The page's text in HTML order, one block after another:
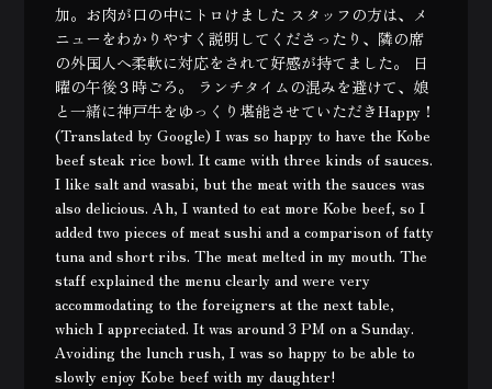
加。お肉が口の中にトロけました スタッフの方は、メ
ニューをわかりやすく説明してくださったり、隣の席
の外国人へ柔軟に対応をされて好感が持てました。 日
曜の午後３時ごろ。 ランチタイムの混みを避けて、娘
と一緒に神戸牛をゆっくり堪能させていただきHappy！
(Translated by Google) I was so happy to have the Kobe
beef steak rice bowl. It came with three kinds of sauces.
I like salt and wasabi, but the meat with the sauces was
also delicious. Ah, I wanted to eat more Kobe beef, so I
added two pieces of meat sushi and a comparison of fatty
tuna and short ribs. The meat melted in my mouth. The
staff explained the menu clearly and were very
accommodating to the foreigners at the next table,
which I appreciated. It was around 3 PM on a Sunday.
Avoiding the lunch rush, I was so happy to be able to
slowly enjoy Kobe beef with my daughter!